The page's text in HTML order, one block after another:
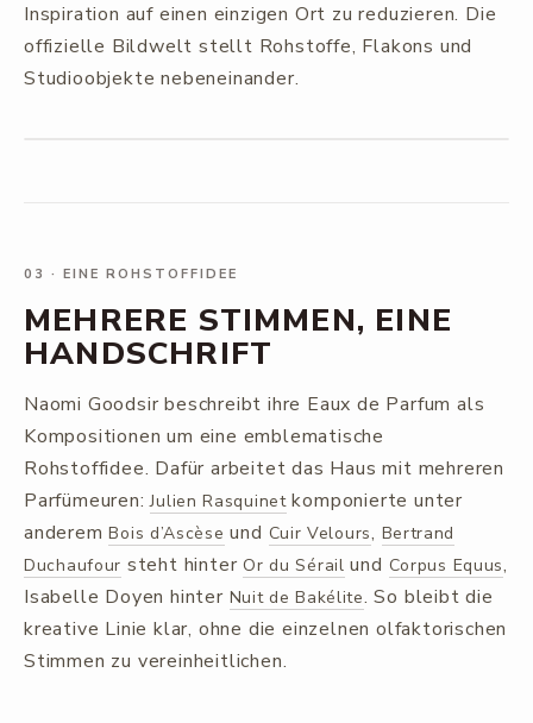
Inspiration auf einen einzigen Ort zu reduzieren. Die
offizielle Bildwelt stellt Rohstoffe, Flakons und
Studioobjekte nebeneinander.
03 · EINE ROHSTOFFIDEE
MEHRERE STIMMEN, EINE
HANDSCHRIFT
Naomi Goodsir beschreibt ihre Eaux de Parfum als
Kompositionen um eine emblematische
Rohstoffidee. Dafür arbeitet das Haus mit mehreren
Parfümeuren:Julien Rasquinetkomponierte unter
anderemBois d’Ascèse und Cuir Velours, Bertrand
Duchaufour steht hinter Or du Sérail und Corpus Equus,
Isabelle Doyen hinter Nuit de Bakélite. So bleibt die
kreative Linie klar, ohne die einzelnen olfaktorischen
Stimmen zu vereinheitlichen.